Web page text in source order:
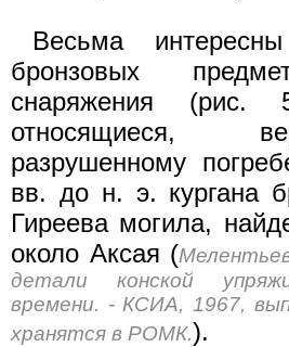
Весьма
бронзовых
снаряжения
относящиеся,
разрушенному
вв. до н. э. кургана
Гиреева могила,
около Аксая (
детали конской
времени. - КСИА, 1967,
хранятся в РОМК.).